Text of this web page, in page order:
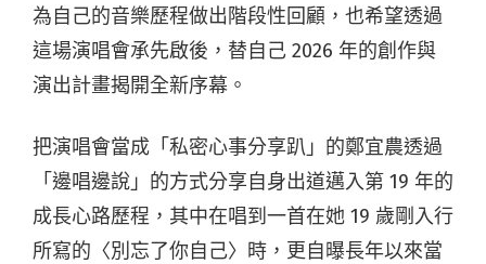
為自己的音樂歷程做出階段性回顧，也希望透過
這場演唱會承先啟後，替自己 2026 年的創作與
演出計畫揭開全新序幕。
把演唱會當成「私密心事分享趴」的鄭宜農透過
「邊唱邊說」的方式分享自身出道邁入第 19 年的
成長心路歷程，其中在唱到一首在她 19 歲剛入行
所寫的〈別忘了你自己〉時，更自曝長年以來當